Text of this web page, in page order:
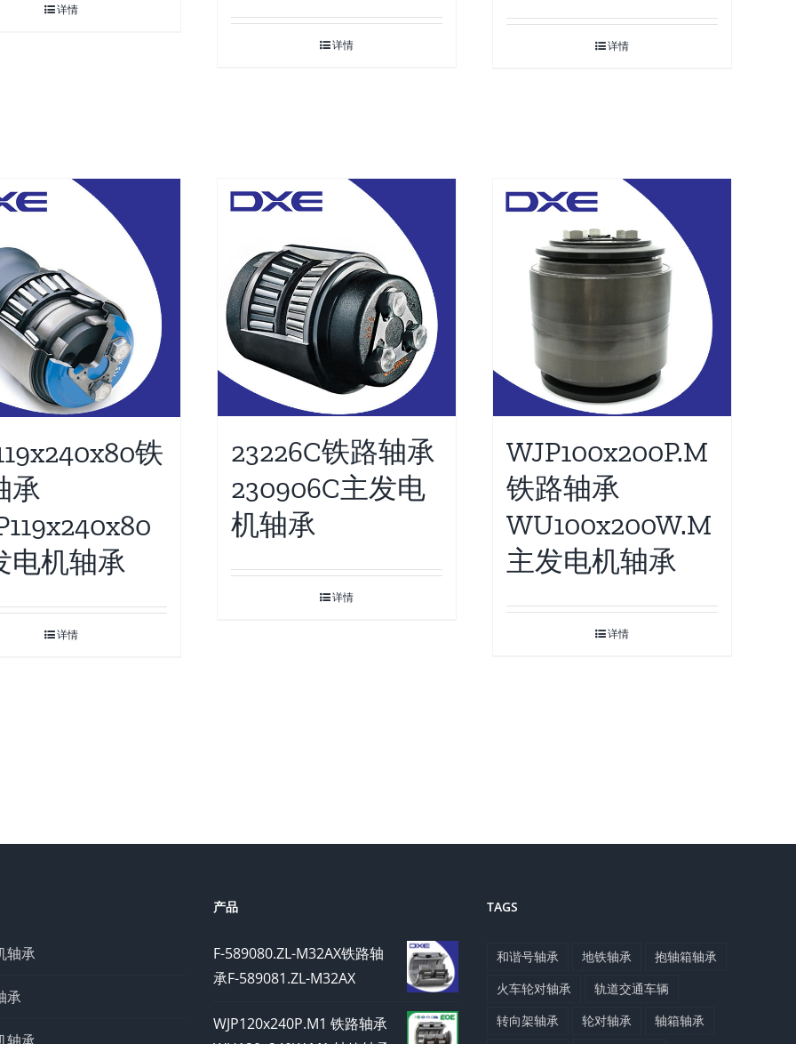
详情
详情 详情
铁
承
电机轴承
详情
23226C铁路轴承
230906C主发电
机轴承
详情
WJP100x200P.M
铁路轴承
WU100x200W.M
主发电机轴承
详情
轴承
承
产品
F-589080.ZL-M32AX铁路轴
承F-589081.ZL-M32AX
WJP120x240P.M1 铁路轴承
TAGS
和谐号轴承 地铁轴承
抱轴箱轴承
火车轮对轴承
轨道交通车辆
转向架轴承
轮对轴承
轴箱轴承